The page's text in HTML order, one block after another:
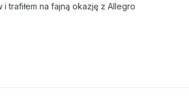
trafiłem na fajną okazję z Allegro